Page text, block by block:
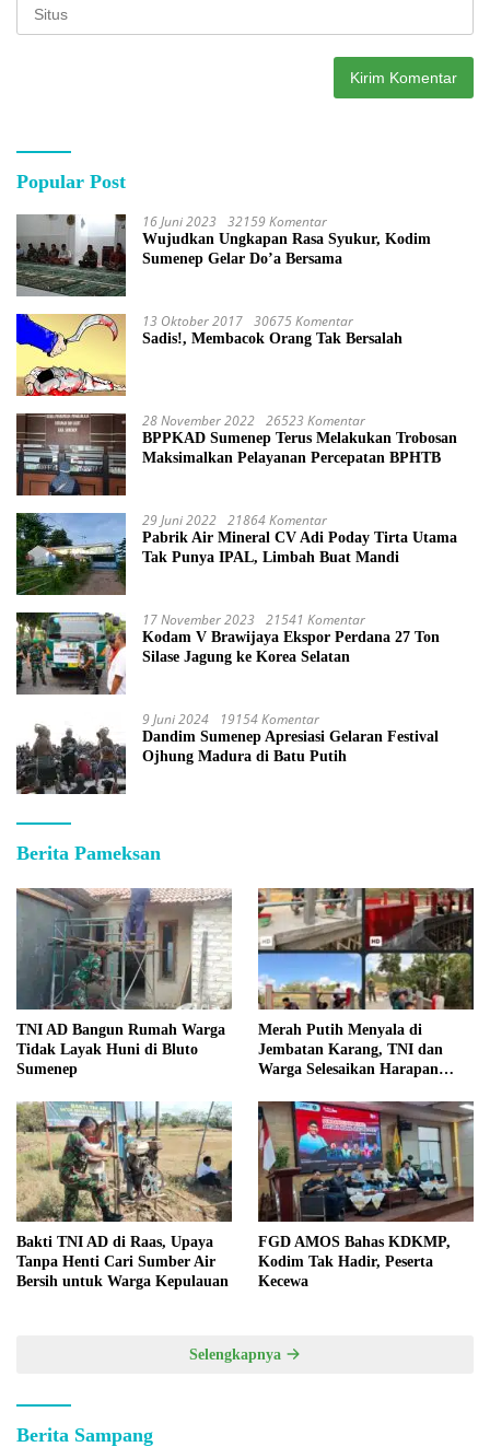
Popular Post
16 Juni 2023 32159 Komentar
Wujudkan Ungkapan Rasa Syukur, Kodim
Sumenep Gelar Do’a Bersama
13 Oktober 2017 30675 Komentar
Sadis!, Membacok Orang Tak Bersalah
28 November 2022 26523 Komentar
BPPKAD Sumenep Terus Melakukan Trobosan
Maksimalkan Pelayanan Percepatan BPHTB
29 Juni 2022 21864 Komentar
Pabrik Air Mineral CV Adi Poday Tirta Utama
Tak Punya IPAL, Limbah Buat Mandi
17 November 2023 21541 Komentar
Kodam V Brawijaya Ekspor Perdana 27 Ton
Silase Jagung ke Korea Selatan
9 Juni 2024 19154 Komentar
Dandim Sumenep Apresiasi Gelaran Festival
Ojhung Madura di Batu Putih
Berita Pameksan
TNI AD Bangun Rumah Warga
Tidak Layak Huni di Bluto
Sumenep
Merah Putih Menyala di
Jembatan Karang, TNI dan
Warga Selesaikan Harapan
Bakti TNI AD di Raas, Upaya
Tanpa Henti Cari Sumber Air
Bersih untuk Warga Kepulauan
FGD AMOS Bahas KDKMP,
Kodim Tak Hadir, Peserta
Kecewa
Selengkapnya
Berita Sampang